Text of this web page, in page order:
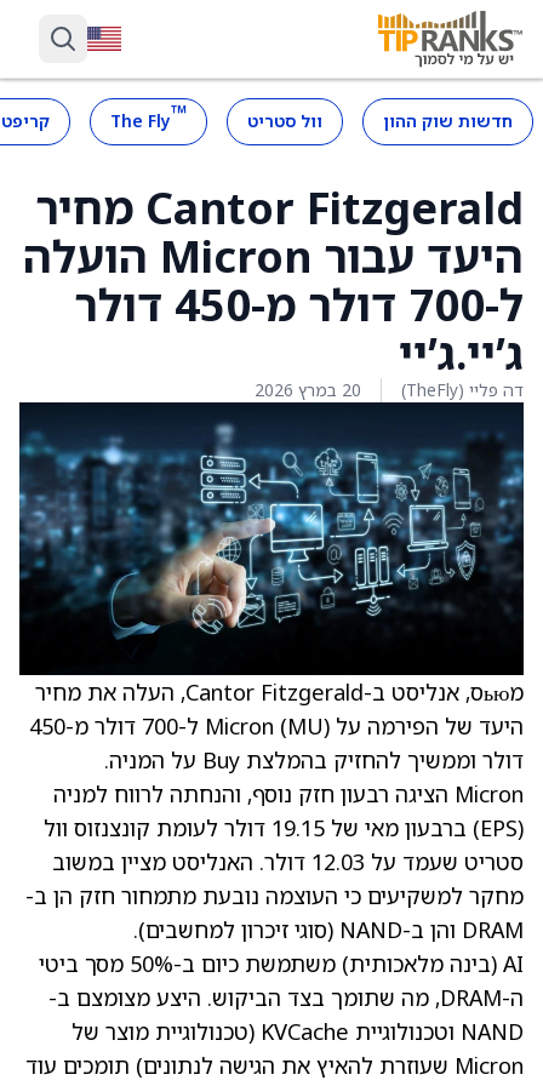
חדשות שוק ההון וול סטריט ™
The Fly
Cantor Fitzgerald מחיר
היעד עבור Micron הועלה
ל-700 דולר מ-450 דולר
ג’יי.ג’יי
דה פליי (TheFly) 20 במרץ 2026
מьюס, אנליסט ב-Cantor Fitzgerald, העלה את מחיר
היעד של הפירמה על Micron (MU) ל-700 דולר מ-450
דולר וממשיך להחזיק בהמלצת Buy על המניה.
Micron הציגה רבעון חזק נוסף, והנחתה לרווח למניה
(EPS) ברבעון מאי של 19.15 דולר לעומת קונצנזוס וול
סטריט שעמד על 12.03 דולר. האנליסט מציין במשוב
מחקר למשקיעים כי העוצמה נובעת מתמחור חזק הן ב-
DRAM והן ב-NAND (סוגי זיכרון למחשבים).
AI (בינה מלאכותית) משתמשת כיום ב-50% מסך ביטי
ה-DRAM, מה שתומך בצד הביקוש. היצע מצומצם ב-
NAND וטכנולוגיית KVCache (טכנולוגיית מוצר של
Micron שעוזרת להאיץ את הגישה לנתונים) תומכים עוד